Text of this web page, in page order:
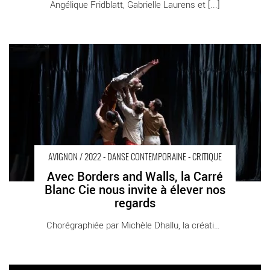
Angélique Fridblatt, Gabrielle Laurens et [...]
AVIGNON / 2022 - DANSE CONTEMPORAINE - CRITIQUE
Avec Borders and Walls, la Carré
Blanc Cie nous invite à élever nos
regards
Chorégraphiée par Michèle Dhallu, la création [...]
Avec Borders and Walls, la Carré Blanc Cie nous invite à élever
nos regards - Critique sortie Avignon / 2022 Avignon Avignon
Off. La Scierie